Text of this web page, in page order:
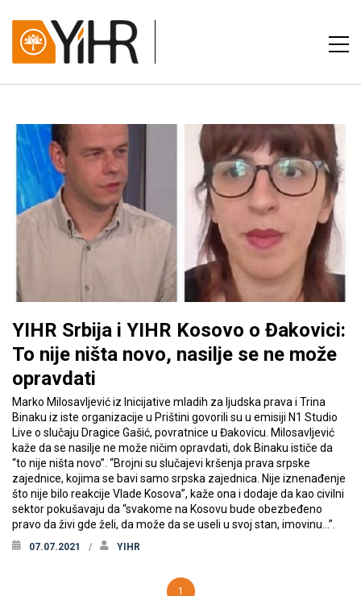
YIHR Srbija i YIHR Kosovo o Đakovici:
To nije ništa novo, nasilje se ne može
opravdati
Marko Milosavljević iz Inicijative mladih za ljudska prava i Trina
Binaku iz iste organizacije u Prištini govorili su u emisiji N1 Studio
Live o slučaju Dragice Gašić, povratnice u Đakovicu. Milosavljević
kaže da se nasilje ne može ničim opravdati, dok Binaku ističe da
“to nije ništa novo”. “Brojni su slučajevi kršenja prava srpske
zajednice, kojima se bavi samo srpska zajednica. Nije iznenađenje
što nije bilo reakcije Vlade Kosova”, kaže ona i dodaje da kao civilni
sektor pokušavaju da “svakome na Kosovu bude obezbeđeno
pravo da živi gde želi, da može da se useli u svoj stan, imovinu…”.
07.07.2021 YIHR
1